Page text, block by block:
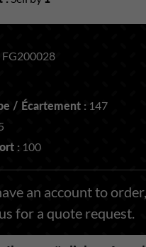
FG200028
/ Écartement : 147
: 100
an account to
for a quote request.